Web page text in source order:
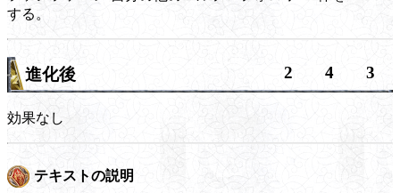
する。
進化後 2 4 3
効果なし
テキストの説明